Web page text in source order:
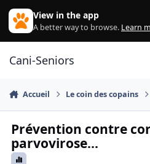
Aller au contenu
View in the app
A better way to browse. Learn
Cani-Seniors
Accueil Le coin des copains
Prévention contre
parvovirose...